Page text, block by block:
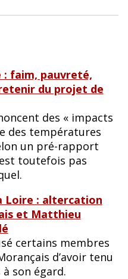
faim, pauvreté,
du projet de
des « impacts
des températures
un pré-rapport
toutefois pas
Loire : altercation
et Matthieu
certains membres
d’avoir tenu
son égard.